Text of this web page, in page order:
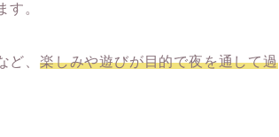
す。
ど、楽しみや遊びが目的で夜を通して過